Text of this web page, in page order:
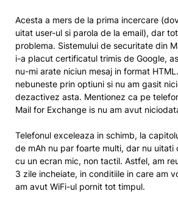
Acesta a mers de la prima incercare
uitat user-ul si parola de la email), dar
problema. Sistemului de securitate din
i-a placut certificatul trimis de Google,
nu-mi arate niciun mesaj in format
nebuneste prin optiuni si nu am gasit
dezactivez asta. Mentionez ca pe
Mail for Exchange is nu am avut
Telefonul exceleaza in schimb, la
de mAh nu par foarte multi, dar nu uitati
cu un ecran mic, non tactil. Astfel, am
3 zile incheiate, in conditiile in care am
am avut WiFi-ul pornit tot timpul.